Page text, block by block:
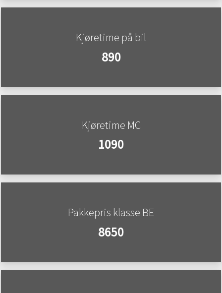
Kjøretime på bil
890
Kjøretime MC
1090
Pakkepris klasse BE
8650